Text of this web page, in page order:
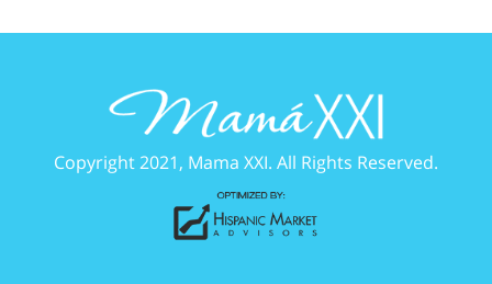
Copyright 2021, Mama XXI. All Rights Reserved.